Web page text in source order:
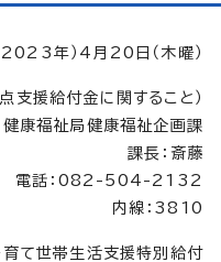
2023年）4月20日（木曜）
支援給付金に関すること）
健康福祉局健康福祉企画課
課長：斎藤
電話：082-504-2132
内線：3810
育て世帯生活支援特別給付